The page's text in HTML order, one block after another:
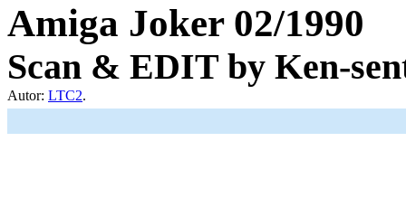
Amiga Joker 02/1990
Scan & EDIT by Ken-
Autor: LTC2.